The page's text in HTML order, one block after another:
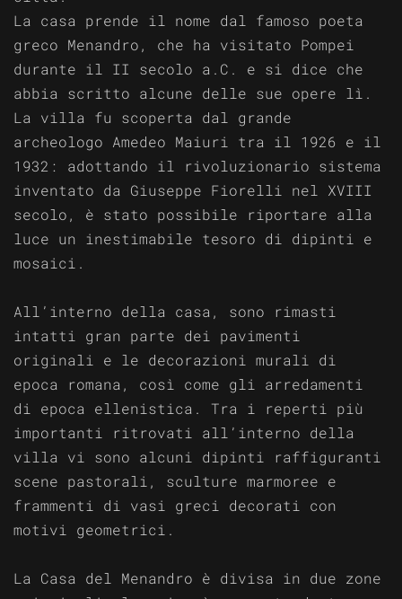
La casa prende il nome dal famoso poeta
greco Menandro, che ha visitato Pompei
durante il II secolo a.C. e si dice che
abbia scritto alcune delle sue opere lì.
La villa fu scoperta dal grande
archeologo Amedeo Maiuri tra il 1926 e il
1932: adottando il rivoluzionario sistema
inventato da Giuseppe Fiorelli nel XVIII
secolo, è stato possibile riportare alla
luce un inestimabile tesoro di dipinti e
mosaici.
All’interno della casa, sono rimasti
intatti gran parte dei pavimenti
originali e le decorazioni murali di
epoca romana, così come gli arredamenti
di epoca ellenistica. Tra i reperti più
importanti ritrovati all’interno della
villa vi sono alcuni dipinti raffiguranti
scene pastorali, sculture marmoree e
frammenti di vasi greci decorati con
motivi geometrici.
La Casa del Menandro è divisa in due zone